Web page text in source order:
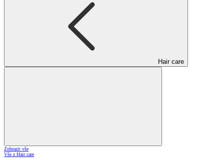
Hair care
Zobrazit vše
Vše z Hair care